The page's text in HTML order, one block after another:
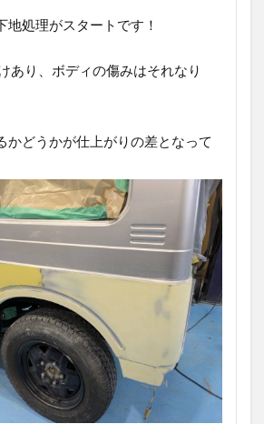
地処理がスタートです！
あり、ボディの傷みはそれなり
かどうかが仕上がりの差となって